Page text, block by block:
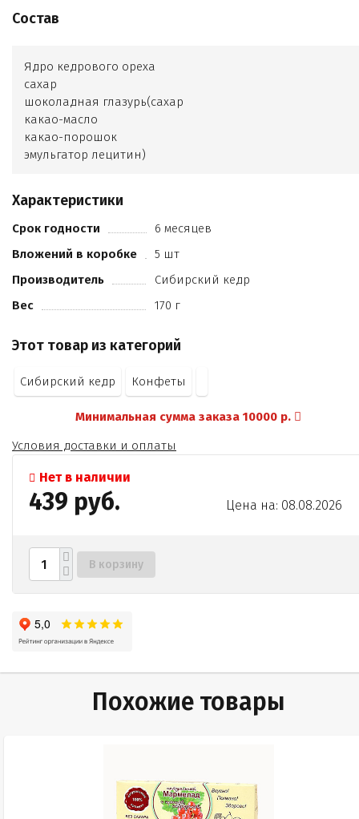
Состав
Ядро кедрового ореха
сахар
шоколадная глазурь(сахар
какао-масло
какао-порошок
эмульгатор лецитин)
ядро миндаля
молоко сухое обезжиренное
пастила облепиховая (пюре яблочное
ягоды облепихи)
лецитин (эмульгатор)
Характеристики
Срок годности
6 месяцев
Вложений в коробке
5 шт
Производитель
Сибирский кедр
Вес
170 г
Этот товар из категорий
Сибирский кедр Конфеты
Минимальная сумма заказа 10000 р.
Условия доставки и оплаты
Нет в наличии
439 руб. Цена на: 08.08.2026
В корзину
Похожие товары